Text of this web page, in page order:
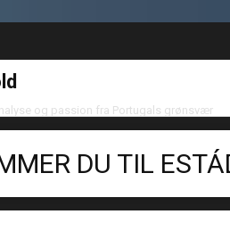
og passion fra Portugals grønsvær
DU TIL